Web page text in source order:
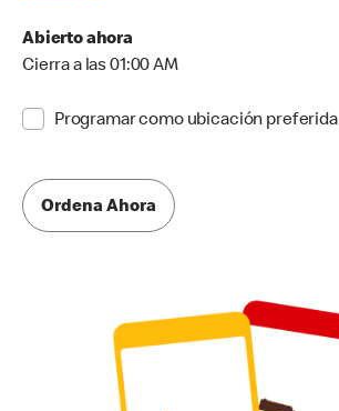
Abierto ahora
Cierra a las 01:00 AM
Programar como ubicación preferida
Ordena Ahora